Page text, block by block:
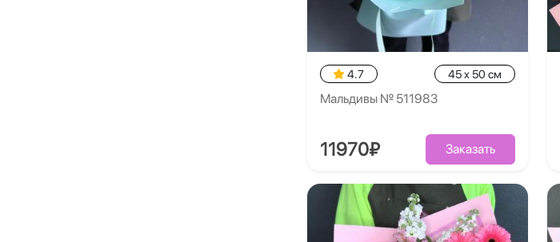
4.7 45 x 50 см
Мальдивы № 511983
11970₽ Заказать